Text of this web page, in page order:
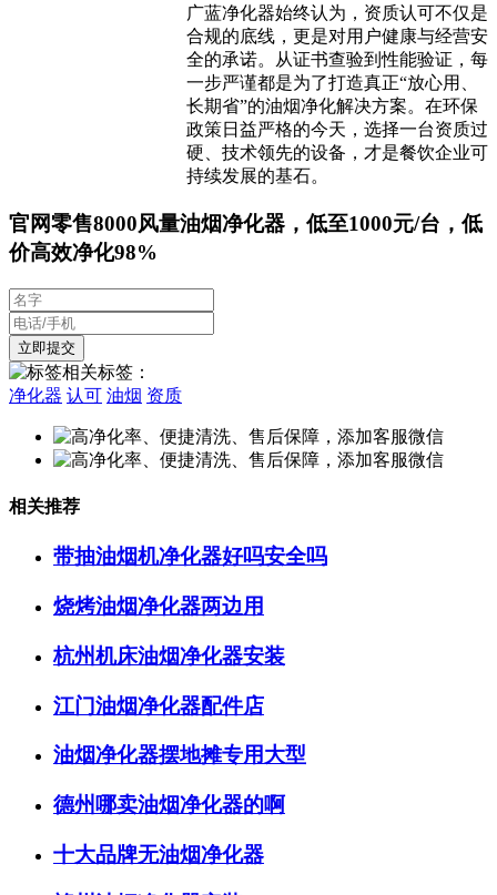
广蓝净化器始终认为，资质认可不仅是
合规的底线，更是对用户健康与经营安
全的承诺。从证书查验到性能验证，每
一步严谨都是为了打造真正“放心用、
长期省”的油烟净化解决方案。在环保
政策日益严格的今天，选择一台资质过
硬、技术领先的设备，才是餐饮企业可
持续发展的基石。
官网零售8000风量油烟净化器，低至1000元/台，低
价高效净化98%
相关标签：
净化器 认可 油烟 资质
相关推荐
带抽油烟机净化器好吗安全吗
烧烤油烟净化器两边用
杭州机床油烟净化器安装
江门油烟净化器配件店
油烟净化器摆地摊专用大型
德州哪卖油烟净化器的啊
十大品牌无油烟净化器